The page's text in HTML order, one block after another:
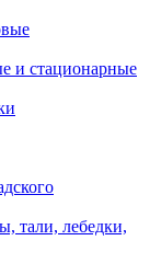
и стационарные
тали, лебедки,